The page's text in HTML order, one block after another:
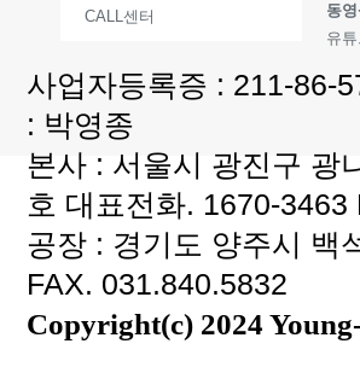
CALL센터
동
유
사업자등록증 : 211-86-
: 박영종
본사 : 서울시 광진구 광
호 대표전화. 1670-
공장 : 경기도 양주시 백
FAX. 031.840.5832
Copyright(c) 2024